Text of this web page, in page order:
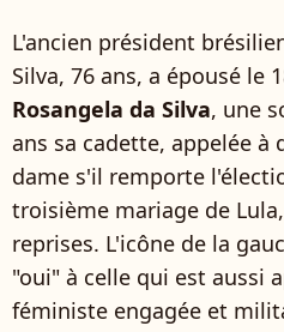
L'ancien président
Silva, 76 ans, a épousé le
Rosangela da Silva, une
ans sa cadette, appelée à
dame s'il remporte
troisième mariage de
reprises. L'icône de la
"oui" à celle qui est aussi
féministe engagée et